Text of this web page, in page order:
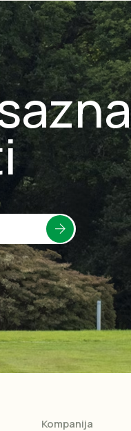
Kompanija